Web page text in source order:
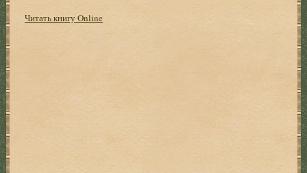
Читать книгу Online